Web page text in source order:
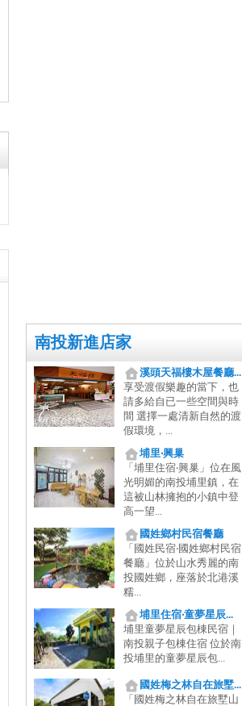
南投新進店家
溪頭天福樓木屋餐廳...
享受渡假樂趣的當下，也
請多給自已一些空間與時
間 選擇一處清新自然的渡
假環境，...
埔里‧興巢
「埔里住宿‧興巢」位在風
光明媚的南投埔里鎮，在
這被山林擁抱的小鎮中登
高一望...
國姓鄉村民宿餐廳
「國姓民宿‧國姓鄉村民宿
餐廳」位於山水秀麗的南
投國姓鄉，座落於北港溪
糯...
埔里住宿‧童夢星辰...
埔里童夢星辰包棟民宿｜
南投親子包棟住宿 位於南
投埔里的童夢星辰包...
國姓梅之林自在旅墅...
「國姓梅之林自在旅墅山